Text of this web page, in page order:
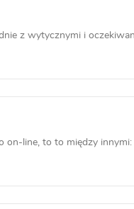
z wytycznymi i
line, to to między innymi: